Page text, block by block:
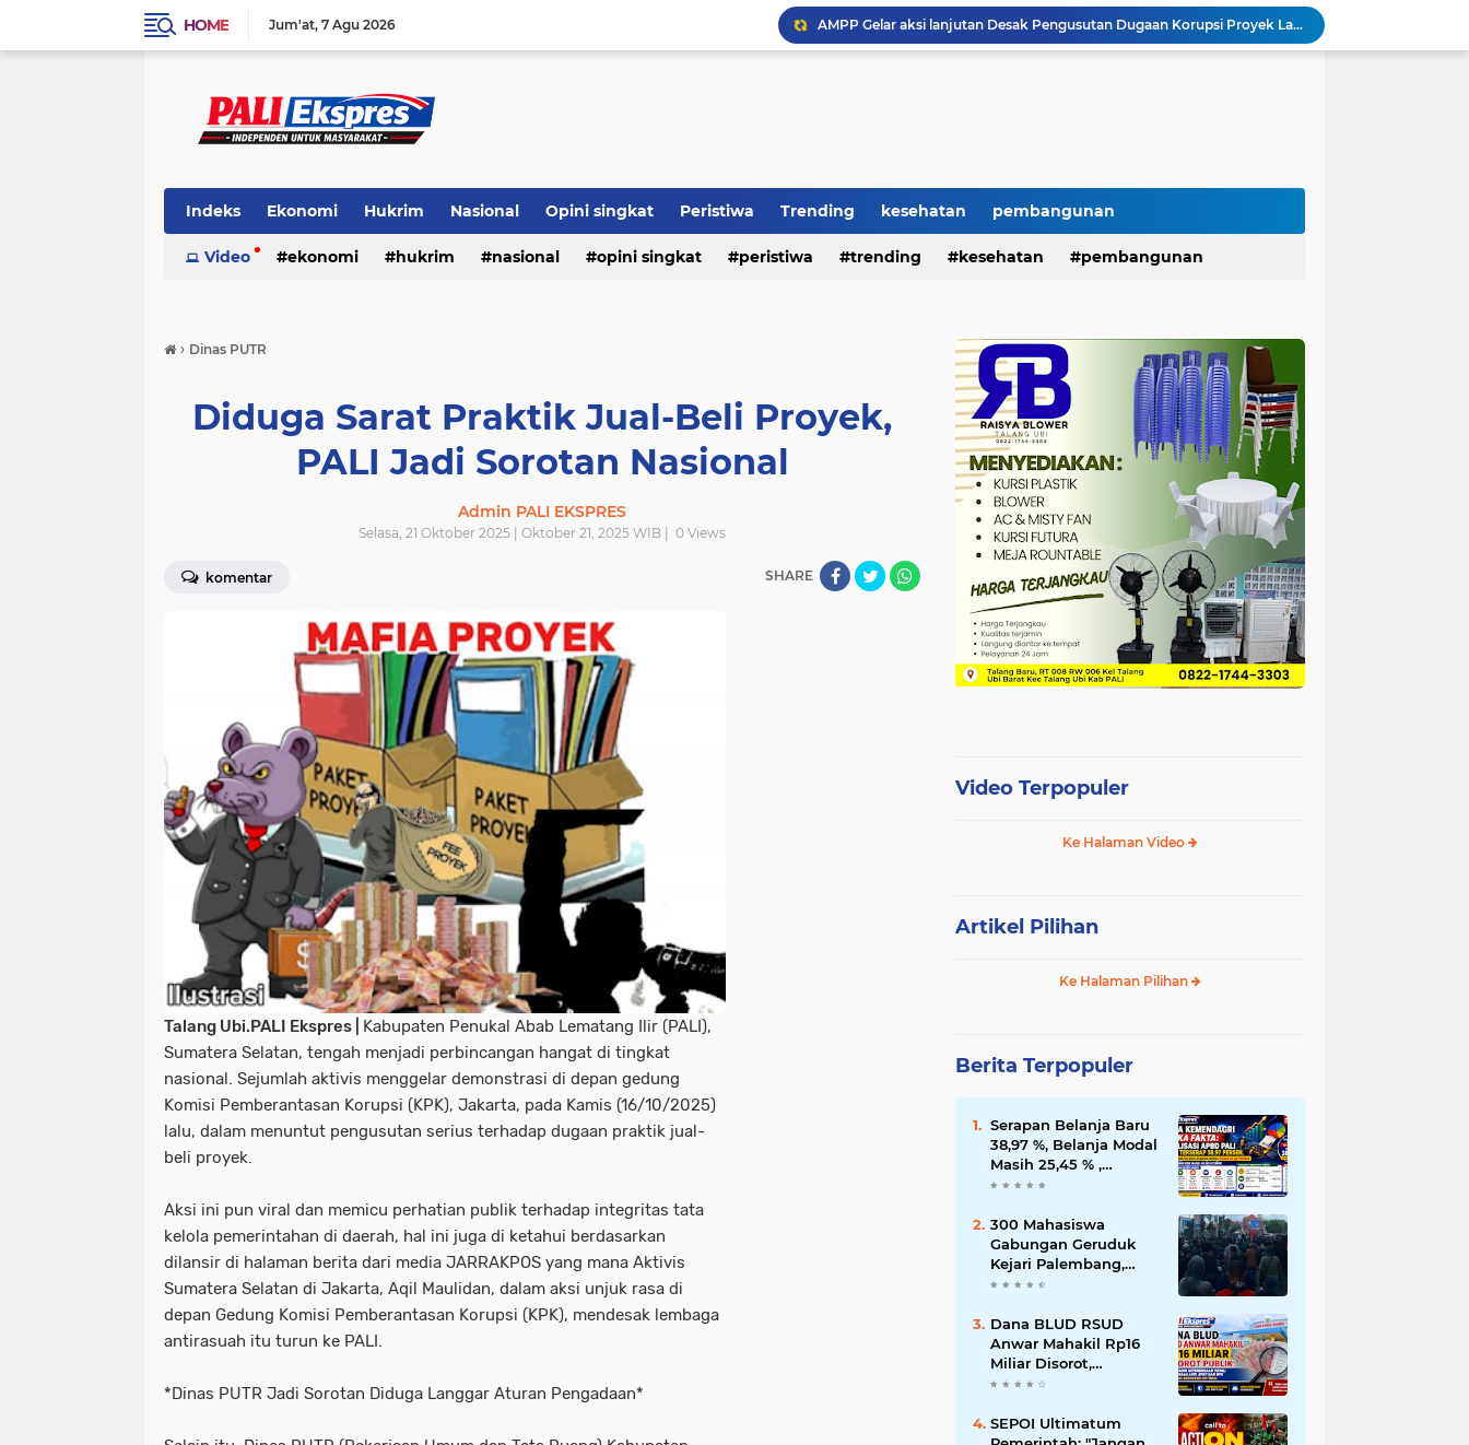
HOME Jum'at 7 Agu 2026
AMPP Gelar aksi lanjutan Desak Pengusutan Dugaan Korupsi Proyek Lampu Jalan Tenaga Surya
SIRA Desak Kejari PALI Bongkar Aktor Intelektual Dugaan Monopoli Proyek, Soroti Isu Keterlibatan Oknum DPRD
Potong Gaji Tak Pernah Telat, Giliran Ambil Hak Justru Berbelit KPN Serepat Serasan Disorot
Indeks Ekonomi Hukrim Nasional Opini singkat Peristiwa Trending kesehatan pembangunan
Video ekonomi hukrim nasional opini singkat peristiwa trending kesehatan pembangunan
› Dinas PUTR
Diduga Sarat Praktik Jual-Beli Proyek,
PALI Jadi Sorotan Nasional
Admin PALI EKSPRES
Selasa, 21 Oktober 2025 | Oktober 21, 2025 WIB | 0 Views
komentar SHARE
Talang Ubi.PALI Ekspres |
Kabupaten Penukal Abab Lematang Ilir (PALI),
Sumatera Selatan, tengah menjadi perbincangan hangat di tingkat
nasional. Sejumlah aktivis menggelar demonstrasi di depan gedung
Komisi Pemberantasan Korupsi (KPK), Jakarta, pada Kamis (16/10/2025)
lalu, dalam menuntut pengusutan serius terhadap dugaan praktik jual-
beli proyek.
Aksi ini pun viral dan memicu perhatian publik terhadap integritas tata
kelola pemerintahan di daerah, hal ini juga di ketahui berdasarkan
dilansir di halaman berita dari media JARRAKPOS yang mana Aktivis
Sumatera Selatan di Jakarta, Aqil Maulidan, dalam aksi unjuk rasa di
depan Gedung Komisi Pemberantasan Korupsi (KPK), mendesak lembaga
antirasuah itu turun ke PALI.
*Dinas PUTR Jadi Sorotan Diduga Langgar Aturan Pengadaan*
Video Terpopuler
Ke Halaman Video
Artikel Pilihan
Ke Halaman Pilihan
Berita Terpopuler
Serapan Belanja Baru
38,97 %, Belanja Modal
Masih 25,45 % ,
Percepatan
Dipertanyakan
300 Mahasiswa
Gabungan Geruduk
Kejari Palembang,
Desak Pengusutan
Tebang Pilih
Dana BLUD RSUD
Anwar Mahakil Rp16
Miliar Disorot,
Pengawasan APIP,
Bergerak Optimal
SEPOI Ultimatum